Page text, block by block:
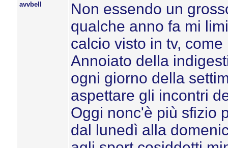
avvbell
Non essendo un
qualche anno fa mi
calcio visto in tv,
Annoiato della
ogni giorno della
aspettare gli incontri
Oggi nonc'è più sfizio
dal lunedì alla